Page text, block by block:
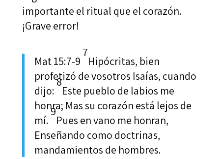
importante el ritual que el corazón.
¡Grave error!
Mat 15:7-9
7
Hipócritas, bien
profetizó de vosotros Isaías, cuando
dijo:
8
Este pueblo de labios me
honra; Mas su corazón está lejos de
mí.
9
Pues en vano me honran,
Enseñando como doctrinas,
mandamientos de hombres.